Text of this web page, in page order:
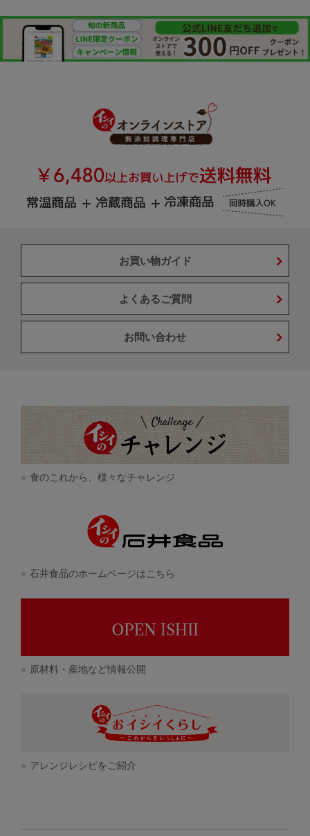
お買い物ガイド
よくあるご質問
お問い合わせ
食のこれから、様々なチャレンジ
石井食品のホームページはこちら
原材料・産地など情報公開
アレンジレシピをご紹介